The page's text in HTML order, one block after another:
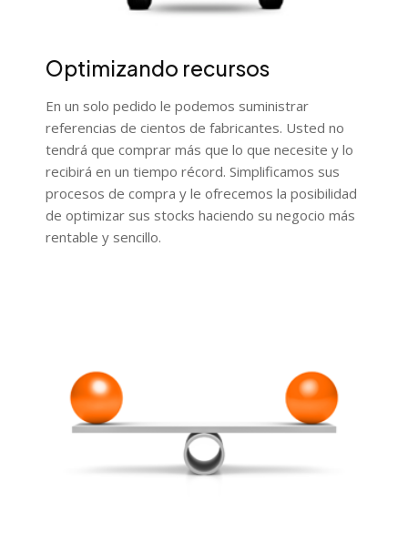
Optimizando recursos
En un solo pedido le podemos suministrar
referencias de cientos de fabricantes. Usted no
tendrá que comprar más que lo que necesite y lo
recibirá en un tiempo récord. Simplificamos sus
procesos de compra y le ofrecemos la posibilidad
de optimizar sus stocks haciendo su negocio más
rentable y sencillo.